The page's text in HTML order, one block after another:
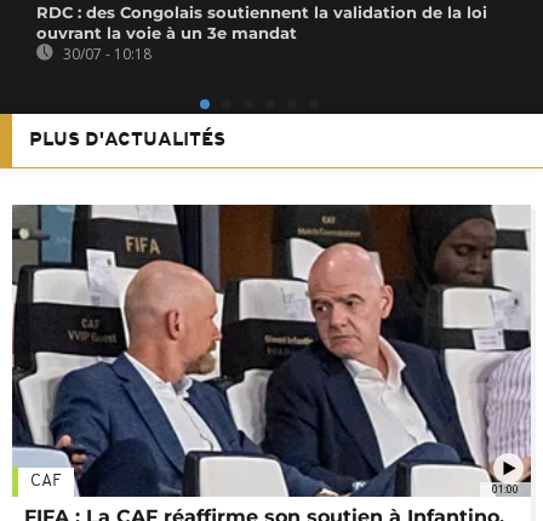
RDC : des Congolais soutiennent la validation de la loi
ouvrant la voie à un 3e mandat
30/07 - 10:18
PLUS D'ACTUALITÉS
01:00
CAF